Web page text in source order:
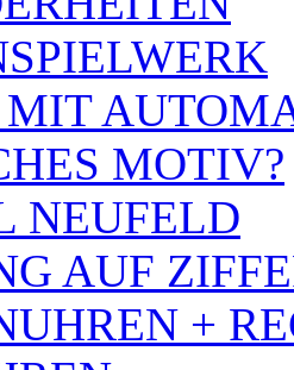
MOTIV?
NEUFELD
AUF
+